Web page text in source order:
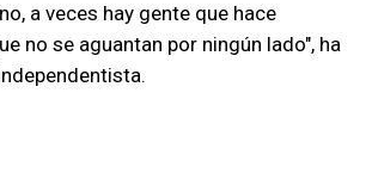
a veces hay gente que hace
no se aguantan por ningún lado", ha